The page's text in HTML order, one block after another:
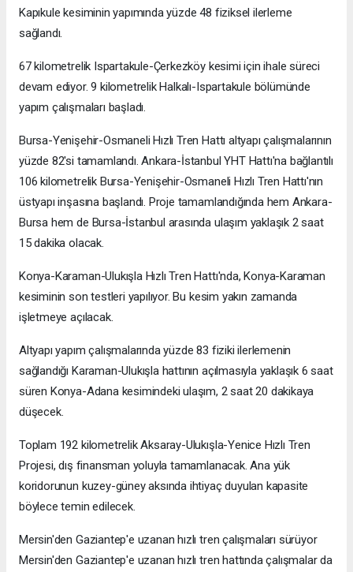
Kapıkule kesiminin yapımında yüzde 48 fiziksel ilerleme
sağlandı.
67 kilometrelik Ispartakule-Çerkezköy kesimi için ihale süreci
devam ediyor. 9 kilometrelik Halkalı-Ispartakule bölümünde
yapım çalışmaları başladı.
Bursa-Yenişehir-Osmaneli Hızlı Tren Hattı altyapı çalışmalarının
yüzde 82'si tamamlandı. Ankara-İstanbul YHT Hattı'na bağlantılı
106 kilometrelik Bursa-Yenişehir-Osmaneli Hızlı Tren Hattı'nın
üstyapı inşasına başlandı. Proje tamamlandığında hem Ankara-
Bursa hem de Bursa-İstanbul arasında ulaşım yaklaşık 2 saat
15 dakika olacak.
Konya-Karaman-Ulukışla Hızlı Tren Hattı'nda, Konya-Karaman
kesiminin son testleri yapılıyor. Bu kesim yakın zamanda
işletmeye açılacak.
Altyapı yapım çalışmalarında yüzde 83 fiziki ilerlemenin
sağlandığı Karaman-Ulukışla hattının açılmasıyla yaklaşık 6 saat
süren Konya-Adana kesimindeki ulaşım, 2 saat 20 dakikaya
düşecek.
Toplam 192 kilometrelik Aksaray-Ulukışla-Yenice Hızlı Tren
Projesi, dış finansman yoluyla tamamlanacak. Ana yük
koridorunun kuzey-güney aksında ihtiyaç duyulan kapasite
böylece temin edilecek.
Mersin'den Gaziantep'e uzanan hızlı tren çalışmaları sürüyor
Mersin'den Gaziantep'e uzanan hızlı tren hattında çalışmalar da